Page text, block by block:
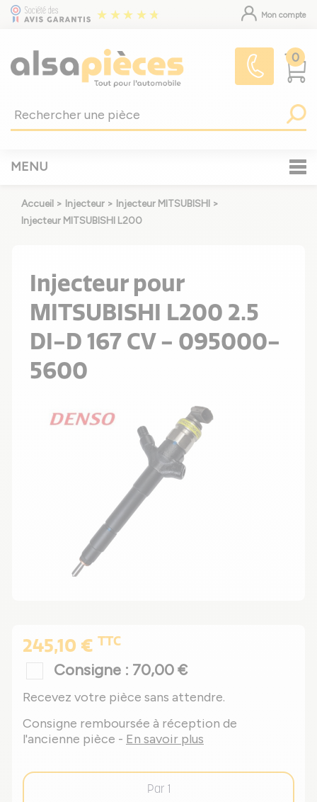
Mon compte
0
MENU
Accueil > Injecteur > Injecteur MITSUBISHI >
Injecteur MITSUBISHI L200
Injecteur pour
MITSUBISHI L200 2.5
DI-D 167 CV - 095000-
5600
245,10 € TTC
Consigne : 70,00 €
Recevez votre pièce sans attendre.
Consigne remboursée à réception de
l'ancienne pièce - En savoir plus
Par 1